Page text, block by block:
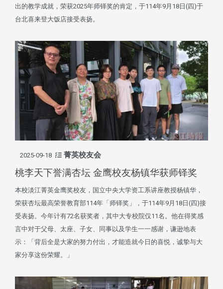
出的教学成就，荣获2025年师铎奖的肯定，于114年9月18日(四)于
台北喜来登大饭店接受表扬。
2025-09-18 菁英校友会
桃李天下誉满杏坛 金鹰校友杨镇华获师铎奖
本校淡江菁英金鹰奖校友，国立中央大学资工系讲座教授杨镇华，
荣获杏坛最高荣誉教育部114年「师铎奖」，于114年9月18日(四)接
受表扬。今年计有72名获奖者，其中大专校院仅11名。他在得奖感
言中对于父母、太座、子女、同事以及学生一一感谢，谦逊地表
示：「背后全是大家的努力付出，才能造就今日的喜悦，诚挚与大
家分享这份荣耀。」